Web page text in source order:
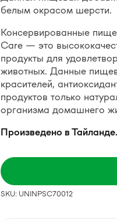
белым окрасом шерсти.
Консервированные
Care — это
продукты для
животных. Данные
красителей,
продуктов только
организма домашнего
Произведено в Тайланде.
SKU: UNINPSC70012